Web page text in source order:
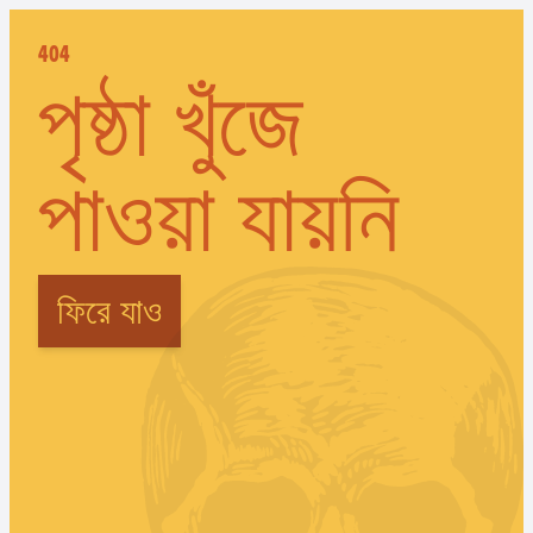
404
পৃষ্ঠা খুঁজে
পাওয়া যায়নি
ফিরে যাও